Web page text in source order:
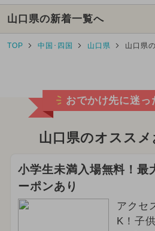
山口県の新着一覧へ
TOP 中国･四国 山口県 山口県
おでかけ先に迷っ
山口県のオスス
小学生未満入場無料！最
ーポンあり
アクセ
K！子